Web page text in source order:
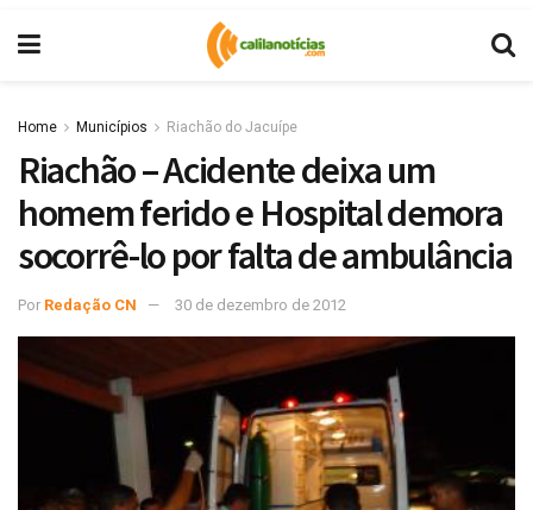
Home Municípios Riachão do Jacuípe
Riachão – Acidente deixa um
homem ferido e Hospital demora
socorrê-lo por falta de ambulância
Por Redação CN 30 de dezembro de 2012